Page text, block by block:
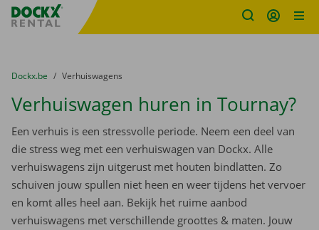
Fratello DEMO
U bevindt zich hier:
van
Dockx.be naar
Verhuiswagens
Verhuiswagen huren in Tournay?
Een verhuis is een stressvolle periode. Neem een deel van
die stress weg met een verhuiswagen van Dockx. Alle
verhuiswagens zijn uitgerust met houten bindlatten. Zo
schuiven jouw spullen niet heen en weer tijdens het vervoer
en komt alles heel aan. Bekijk het ruime aanbod
verhuiswagens met verschillende groottes & maten. Jouw